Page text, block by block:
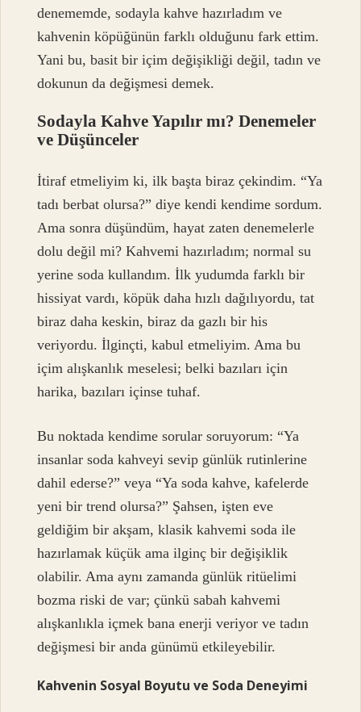
denememde, sodayla kahve hazırladım ve
kahvenin köpüğünün farklı olduğunu fark ettim.
Yani bu, basit bir içim değişikliği değil, tadın ve
dokunun da değişmesi demek.
Sodayla Kahve Yapılır mı? Denemeler
ve Düşünceler
İtiraf etmeliyim ki, ilk başta biraz çekindim. “Ya
tadı berbat olursa?” diye kendi kendime sordum.
Ama sonra düşündüm, hayat zaten denemelerle
dolu değil mi? Kahvemi hazırladım; normal su
yerine soda kullandım. İlk yudumda farklı bir
hissiyat vardı, köpük daha hızlı dağılıyordu, tat
biraz daha keskin, biraz da gazlı bir his
veriyordu. İlginçti, kabul etmeliyim. Ama bu
içim alışkanlık meselesi; belki bazıları için
harika, bazıları içinse tuhaf.
Bu noktada kendime sorular soruyorum: “Ya
insanlar soda kahveyi sevip günlük rutinlerine
dahil ederse?” veya “Ya soda kahve, kafelerde
yeni bir trend olursa?” Şahsen, işten eve
geldiğim bir akşam, klasik kahvemi soda ile
hazırlamak küçük ama ilginç bir değişiklik
olabilir. Ama aynı zamanda günlük ritüelimi
bozma riski de var; çünkü sabah kahvemi
alışkanlıkla içmek bana enerji veriyor ve tadın
değişmesi bir anda günümü etkileyebilir.
Kahvenin Sosyal Boyutu ve Soda Deneyimi